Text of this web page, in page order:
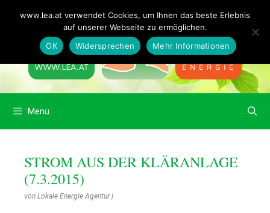
Menü
STROM AUS DER KLÄRANLAGE
(7.3.2015)
von Lokale Energie Agentur |
www.lea.at verwendet Cookies, um Ihnen das beste Erlebnis
auf unserer Webseite zu ermöglichen.
OK
Widersprechen Mehr Informationen